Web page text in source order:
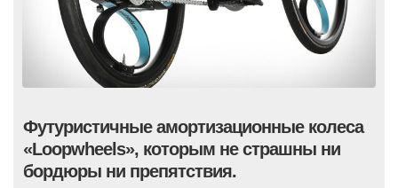
Футуристичные амортизационные колеса
«Loopwheels», которым не страшны ни
бордюры ни препятствия.